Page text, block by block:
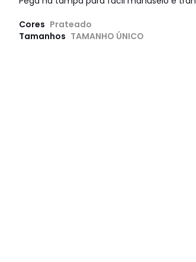
Cores Prateado
Tamanhos TAMANHO ÚNICO